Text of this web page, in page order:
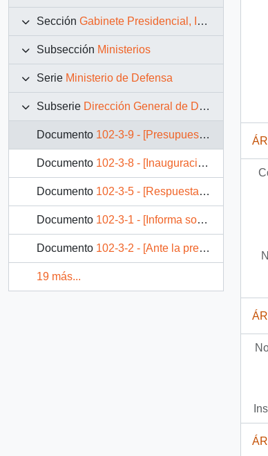
Sección Gabinete Presidencial, Instituciones y Servicios
Subsección Ministerios
Serie Ministerio de Defensa
Subserie Dirección General de Deportes y Recreación (DIGEDER)
Documento 102-3-9 - [Presupuesto segundos juegos panamericanos de invierno: Chile 93]
Documento 102-3-8 - [Inauguración Segundos Juegos Panamericanos de Invierno]
Documento 102-3-5 - [Respuesta Informe Contraloría General de la República]
Documento 102-3-1 - [Informa sobre visita al Consejo Provincial de Deportes de Maipo (Coordyr Sur)]
Documento 102-3-2 - [Ante la presentación hecha hoy en la Cámara de Diputados por los Parlamentarios: Sres. Andrés Chadwick y Juan Antonio Colma, la Dirección General de Deportes y Recreación]
19 más...